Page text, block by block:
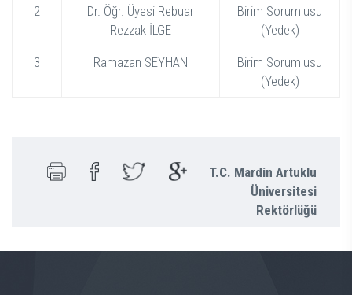
2
Dr. Öğr. Üyesi Rebuar
Rezzak İLGE
Birim Sorumlusu
(Yedek)
3 Ramazan SEYHAN
Birim Sorumlusu
(Yedek)
T.C. Mardin Artuklu
Üniversitesi
Rektörlüğü